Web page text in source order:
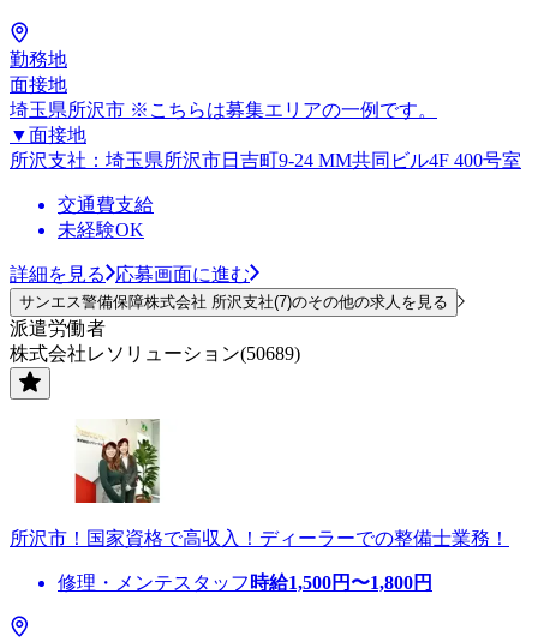
勤務地
面接地
埼玉県所沢市 ※こちらは募集エリアの一例です。
▼面接地
所沢支社：埼玉県所沢市日吉町9-24 MM共同ビル4F 400号室
交通費支給
未経験OK
詳細を見る 応募画面に進む
サンエス警備保障株式会社 所沢支社(7)のその他の求人を見る
派遣労働者
株式会社レソリューション(50689)
所沢市！国家資格で高収入！ディーラーでの整備士業務！
修理・メンテスタッフ 時給1,500円〜1,800円